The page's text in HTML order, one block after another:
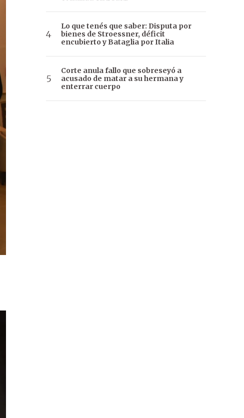
Lo que tenés que saber: Disputa por
bienes de Stroessner, déficit
encubierto y Bataglia por Italia
Corte anula fallo que sobreseyó a
acusado de matar a su hermana y
enterrar cuerpo